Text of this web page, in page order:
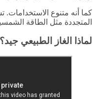
كما أنه متنوع الاستخدامات.
المتجددة مثل الطاقة
لماذا الغاز الطبيعي جيد؟